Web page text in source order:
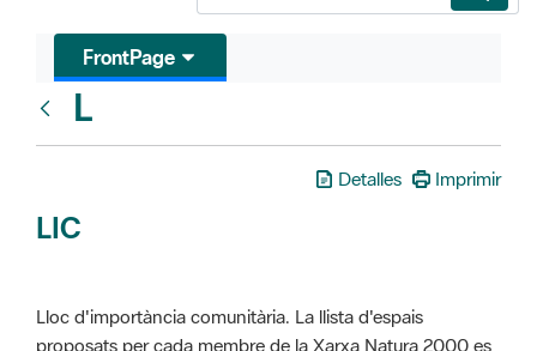
FrontPage
L
Detalles Imprimir
LIC
Lloc d'importància comunitària. La llista d'espais
proposats per cada membre de la Xarxa Natura 2000 es